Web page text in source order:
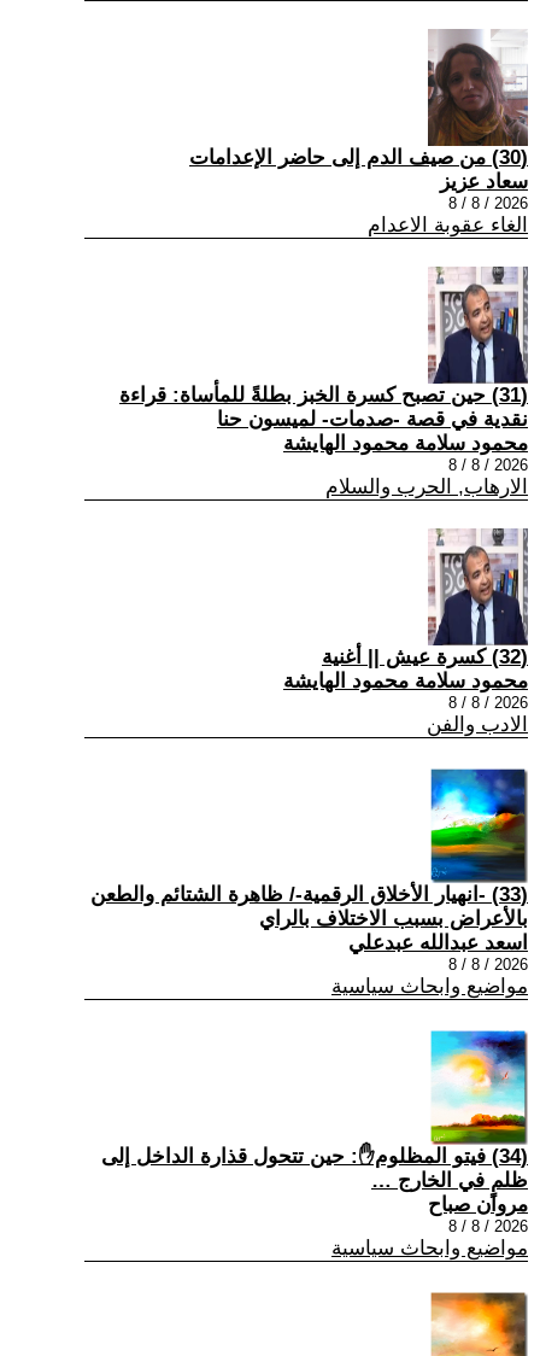
(30) من صيف الدم إلى حاضر الإعدامات
سعاد عزيز
2026 / 8 / 8
الغاء عقوبة الاعدام
(31) حين تصبح كسرة الخبز بطلةً للمأساة: قراءة
نقدية في قصة -صدمات- لميسون حنا
محمود سلامة محمود الهايشة
2026 / 8 / 8
الارهاب, الحرب والسلام
(32) كسرة عيش || أغنية
محمود سلامة محمود الهايشة
2026 / 8 / 8
الادب والفن
(33) -انهيار الأخلاق الرقمية-/ ظاهرة الشتائم والطعن
بالأعراض بسبب الاختلاف بالراي
اسعد عبدالله عبدعلي
2026 / 8 / 8
مواضيع وابحاث سياسية
(34) فيتو المظلوم✋: حين تتحول قذارة الداخل إلى
ظلمٍ في الخارج …
مروان صباح
2026 / 8 / 8
مواضيع وابحاث سياسية